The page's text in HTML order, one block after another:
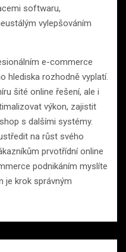
softwaru,
vylepšováním
e-commerce
hlediska rozhodně vyplatí.
šité online řešení, ale i
výkon, zajistit
s dalšími systémy.
na růst svého
prvotřídní online
podnikáním myslíte
je krok správným